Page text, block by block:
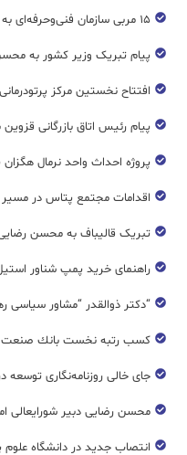
۱۵ مربی سازمان فنی‌وحرفه‌ای به کره جنوبی می‌روند
پیام تبریک وزیر کشور به
افتتاح نخستین مرکز
پیام رئیس اتاق بازرگانی
پروژه احداث واحد نرمال هگزان
اقدامات مجتمع پتاس در
تبریک قالیباف به محسن
راهنمای خرید پمپ شناور
“دکتر ذوالقدر “مشاور سیاسی
كسب رتبه نخست بانك صنعت و
جای خالی روزنامه‌نگاری توسعه
محسن رضایی دبیر شورایعالی
انتصاب جدید در دانشگاه